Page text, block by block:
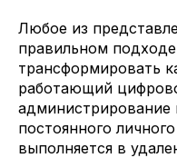
Любое из
правильном
трансформировать
работающий
администрирование
постоянного
выполняется в